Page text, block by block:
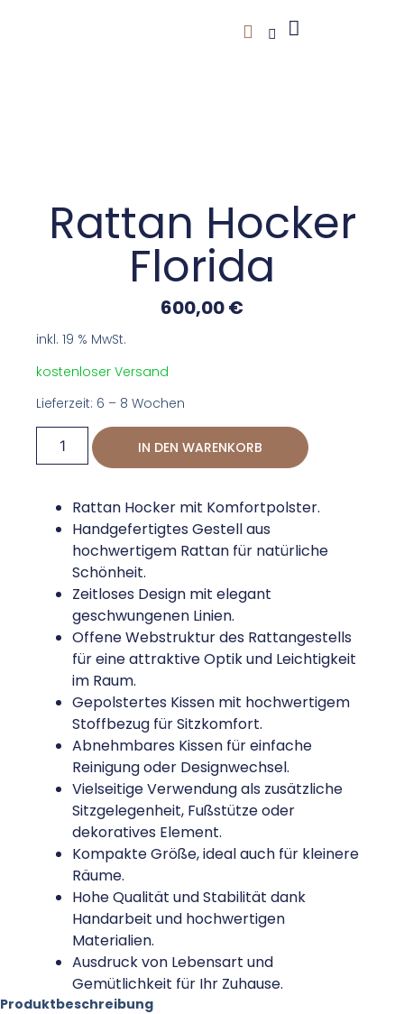
Rattan Hocker
Florida
600,00€
inkl. 19 % MwSt.
kostenloser Versand
Lieferzeit: 6 – 8 Wochen
IN DEN WARENKORB
Rattan Hocker mit Komfortpolster.
Handgefertigtes Gestell aus
hochwertigem Rattan für natürliche
Schönheit.
Zeitloses Design mit elegant
geschwungenen Linien.
Offene Webstruktur des Rattangestells
für eine attraktive Optik und Leichtigkeit
im Raum.
Gepolstertes Kissen mit hochwertigem
Stoffbezug für Sitzkomfort.
Abnehmbares Kissen für einfache
Reinigung oder Designwechsel.
Vielseitige Verwendung als zusätzliche
Sitzgelegenheit, Fußstütze oder
dekoratives Element.
Kompakte Größe, ideal auch für kleinere
Räume.
Hohe Qualität und Stabilität dank
Handarbeit und hochwertigen
Materialien.
Ausdruck von Lebensart und
Gemütlichkeit für Ihr Zuhause.
Produktbeschreibung